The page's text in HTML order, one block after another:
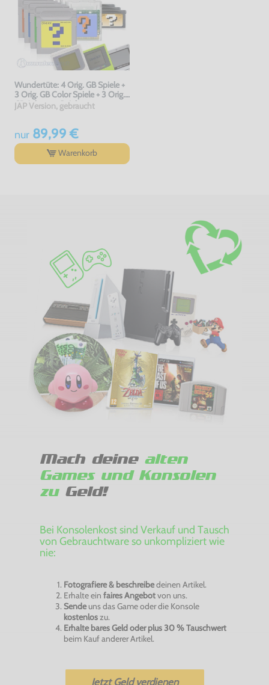
Wundertüte: 4 Orig. GB Spiele +
3 Orig. GB Color Spiele + 3 Orig.
GB Advance Spiele
JAP Version, gebraucht
nur89,99 €
Warenkorb
Mach deine alten
Games und Konsolen
zuGeld!
Bei Konsolenkost sind Verkauf und Tausch
von Gebrauchtware so unkompliziert wie
nie:
Fotografiere & beschreibedeinen Artikel.
Erhalte ein faires Angebotvon uns.
Sendeuns das Game oder die Konsole
kostenloszu.
Erhalte bares Geld oder plus 30 % Tauschwert
beim Kauf anderer Artikel.
Jetzt Geld verdienen